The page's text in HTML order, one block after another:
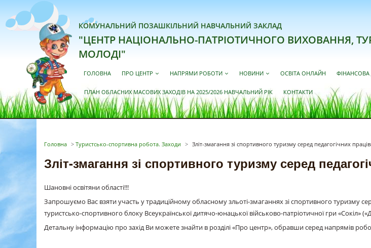
КОМУНАЛЬНИЙ ПОЗАШКІЛЬНИЙ НАВЧАЛЬНИЙ ЗАКЛАД
"ЦЕНТР НАЦІОНАЛЬНО-ПАТРІОТИЧНОГО ВИХОВАННЯ,
МОЛОДІ"
ГОЛОВНА ПРО ЦЕНТР НАПРЯМИ РОБОТИ НОВИНИ ОСВІТА ОНЛАЙН ФІНАНСОВА
ПЛАН ОБЛАСНИХ МАСОВИХ ЗАХОДІВ НА 2025/2026 НАВЧАЛЬНИЙ РІК КОНТАКТИ
Головна > Туристсько-спортивна робота. Заходи > Зліт-змагання зі спортивного туризму серед педагогічних
Зліт-змагання зі спортивного туризму серед
Шановні освітяни області!!!
Запрошуємо Вас взяти участь у традиційному обласному зльоті-змаганнях зі спортивного туризму
туристсько-спортивного блоку Всеукраїнської дитячо-юнацької військово-патріотичної гри «Сокіл»
Детальну інформацію про захід Ви можете знайти в розділі «Про центр», обравши серед напрямів